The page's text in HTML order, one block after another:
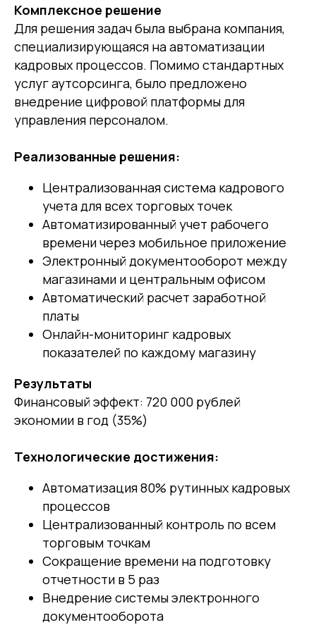
Комплексное решение
Для решения задач была выбрана компания,
специализирующаяся на автоматизации
кадровых процессов. Помимо стандартных
услуг аутсорсинга, было предложено
внедрение цифровой платформы для
управления персоналом.
Реализованные решения:
Централизованная система кадрового
учета для всех торговых точек
Автоматизированный учет рабочего
времени через мобильное приложение
Электронный документооборот между
магазинами и центральным офисом
Автоматический расчет заработной
платы
Онлайн-мониторинг кадровых
показателей по каждому магазину
Результаты
Финансовый эффект: 720 000 рублей
экономии в год (35%)
Технологические достижения:
Автоматизация 80% рутинных кадровых
процессов
Централизованный контроль по всем
торговым точкам
Сокращение времени на подготовку
отчетности в 5 раз
Внедрение системы электронного
документооборота